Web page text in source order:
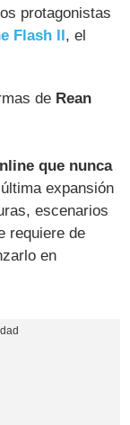
protagonistas
Flash II, el
de Rean
que nunca
expansión
escenarios
requiere de
en